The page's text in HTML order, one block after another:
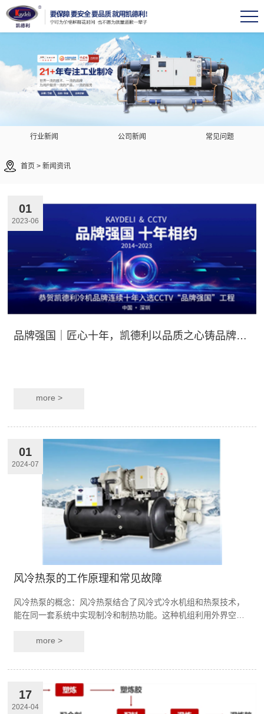
行业新闻 公司新闻 常见问题
首页 > 新闻资讯
01
2023-06
品牌强国｜匠心十年，凯德利以品质之心铸品牌之魂
more >
01
2024-07
风冷热泵的工作原理和常见故障
风冷热泵的概念：风冷热泵结合了风冷式冷水机组和热泵技术，
能在同一套系统中实现制冷和制热功能。这种机组利用外界空气
more >
17
2024-04